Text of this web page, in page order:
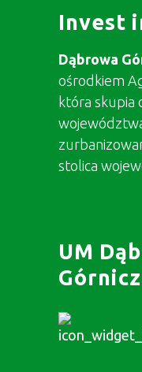
Invest
Dąbrowa
ośrodkiem
która skupia
stolica
UM